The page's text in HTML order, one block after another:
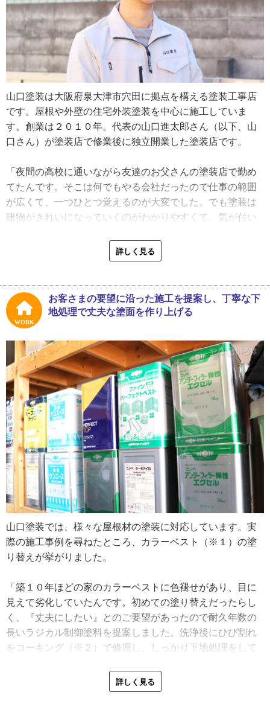
山口塗装は大阪府泉大津市穴田に拠点を構える塗装工事店
です。屋根や外壁の住宅外装塗装を中心に施工していま
す。創業は２０１０年。代表の山口進太郎さん（以下、山
口さん）が塗装店で修業後に独立開業した塗装店です。
「夜間の高校に通いながら友達のお父さんの塗装店で勤め
てたんです。そこは何でもやる会社だったので仕事の範囲
が広くて、一つひとつ覚えるのが大変でした。でも塗装は
建物がきれいになっていくのがわかりやすくて、気が付い
間にか『自分で塗装店をやってみたい』と考えるようにな
りました。独立後は、お金のことやお客さまへの対応に慣
実績を重ね、お客さま対応にも山口さんなりのやり方を見
つけ出しました。見積書を渡して終わりではなく、お客さ
工をしていくのかをわかりやすく丁寧に説明するよう心掛
けています。
山口塗装は、山口さん自身が現地調査、打ち合わせ、施工
を行います。全ての工程に代表の目が行き届いている状態
が山口塗装の最大の強みだと胸を張ります。今後は会社の
規模を大きくしていく展望があり、そのためには仕事の幅
を広げ、かつスタッフ増員もしなければいけません。「見
習いスタッフには昔みたいに『見て覚えろ』ではなく、僕
がしっかり教えるのでご安心ください」と、とても前向き
に語っていました。
詳しく見る
WORK
お客さまの要望に沿った施工を提案し、丁寧な下
地処理で丈夫な塗面を作り上げる
山口塗装では、様々な屋根材の塗装に対応しています。実
際の施工事例を尋ねたところ、カラーベスト（※１）の塗
り替えが挙がりました。
「築１０年ほどの家のカラーベストに色褪せがあり、目に
見えて劣化していたんです。初めての塗り替えだったらし
く、『丈夫にしたい』とのご要望があったので耐久年数の
長いラジカル制御塗料を提案しました。洗浄後にひび割れ
をコーキング（※２）で修理し、しっかり下地処理をして
の重なり部分にタスペーサー（※４）を挟み、中塗り、上
塗りで仕上げました。もし雨漏りしている場合は、協力工
詳しく見る